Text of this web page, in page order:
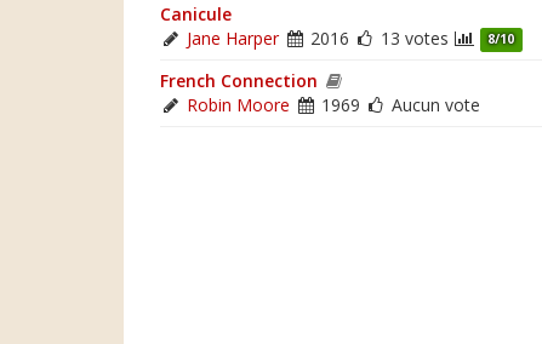
Canicule
Jane Harper
2016 13 votes 8/10
French Connection
Robin Moore
1969 Aucun vote